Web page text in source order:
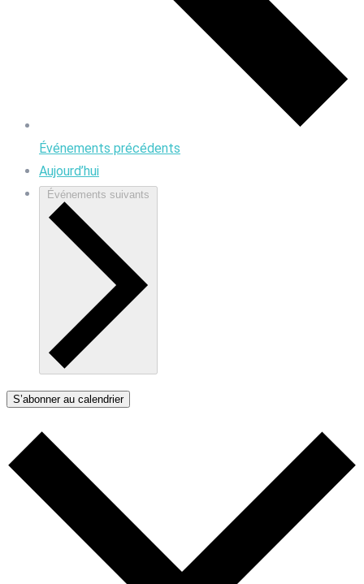
Événements précédents
Aujourd’hui
Événements suivants
S’abonner au calendrier